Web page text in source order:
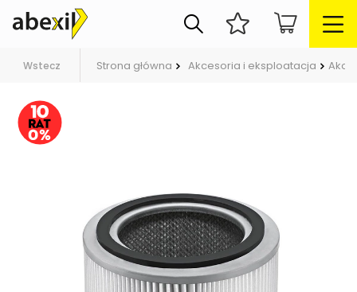
Wstecz Strona główna Akcesoria i eksploatacja